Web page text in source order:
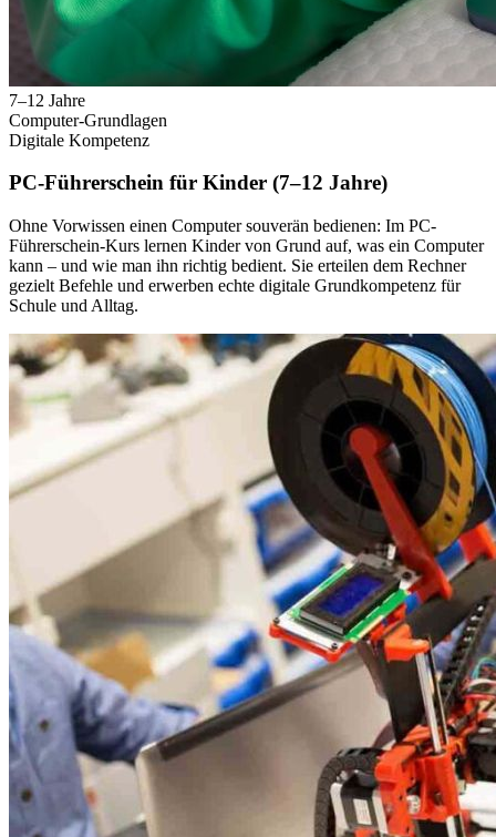
7–12 Jahre
Computer-Grundlagen
Digitale Kompetenz
PC-Führerschein für Kinder (7–12 Jahre)
Ohne Vorwissen einen Computer souverän bedienen: Im PC-
Führerschein-Kurs lernen Kinder von Grund auf, was ein Computer
kann – und wie man ihn richtig bedient. Sie erteilen dem Rechner
gezielt Befehle und erwerben echte digitale Grundkompetenz für
Schule und Alltag.